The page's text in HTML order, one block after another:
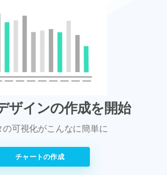
ザインの作成を開始
の可視化がこんなに簡単に
チャートの作成